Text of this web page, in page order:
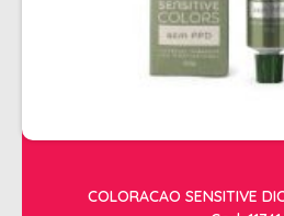
COLORACAO SENSITIVE